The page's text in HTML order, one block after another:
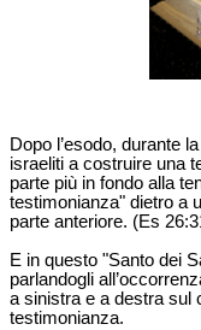
Dopo l’esodo, durante
israeliti a costruire una
parte più in fondo alla
testimonianza" dietro a
parte anteriore. (Es
E in questo "Santo dei
parlandogli
a sinistra e a destra sul
testimonianza.